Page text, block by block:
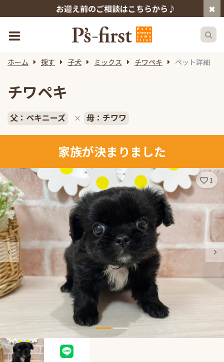
お迎え前のご相談はこちらから♪
ホーム 探す 子犬 ミックス チワペキ ペット詳細
チワペキ
父：ペキニーズ × 母：チワワ
家族が決まりました
1